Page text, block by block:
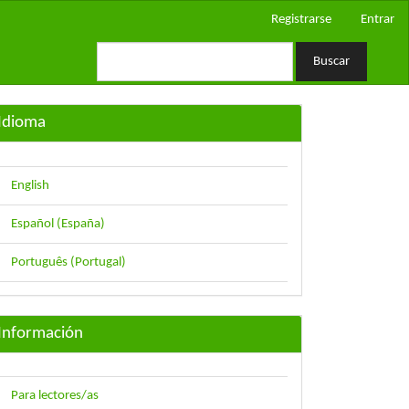
Registrarse Entrar
Buscar
English
Español (España)
Português (Portugal)
Información
Para lectores/as